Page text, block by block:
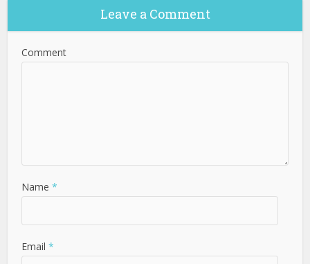
Leave a Comment
Comment
Name *
Email *